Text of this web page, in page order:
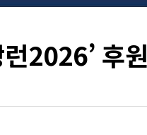
2026’ 후원